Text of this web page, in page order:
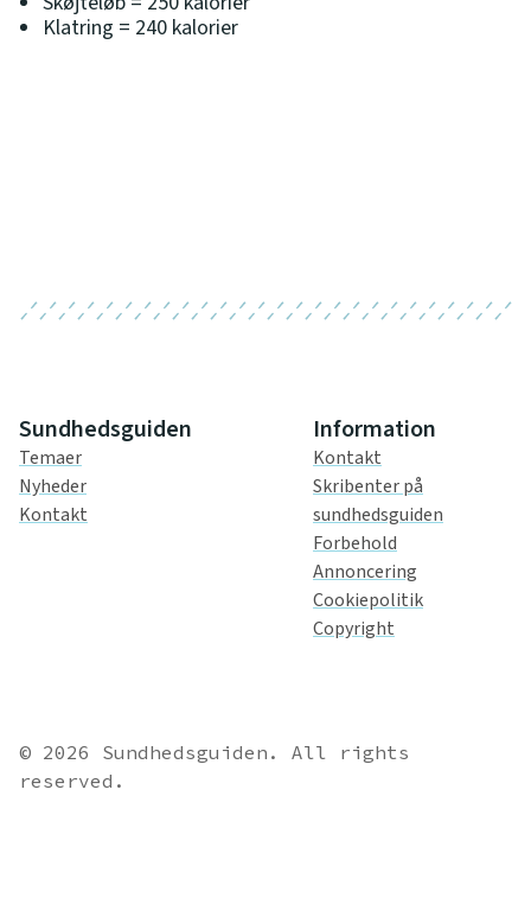
Klatring = 240 kalorier
Sundhedsguiden
Temaer
Nyheder
Kontakt
Information
Kontakt
Skribenter på
sundhedsguiden
Forbehold
Annoncering
Cookiepolitik
Copyright
© 2026 Sundhedsguiden. All rights
reserved.